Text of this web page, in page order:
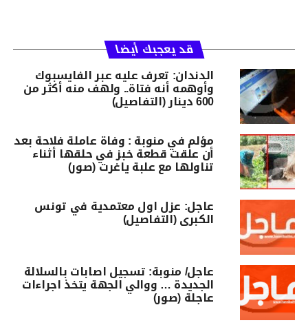
قد يعجبك أيضا
الدندان: تعرف عليه عبر الفايسبوك
وأوهمه أنه فتاة.. ولهف منه أكثر من
600 دينار (التفاصيل)
مؤلم في منوبة : وفاة عاملة فلاحة بعد
أن علقت قطعة خبز في حلقها أثناء
تناولها مع علبة ياغرت (صور)
عاجل: عزل اول معتمدية في تونس
الكبرى (التفاصيل)
عاجل/ منوبة: تسجيل اصابات بالسلالة
الجديدة … ووالي الجهة يتخذ اجراءات
عاجلة (صور)